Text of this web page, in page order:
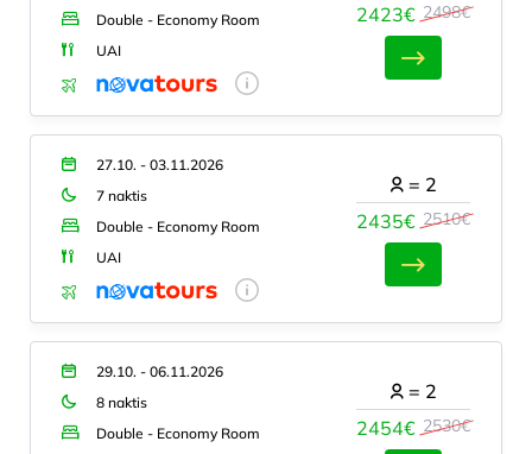
Double - Economy Room
UAI
2423€ 2498€
27.10. - 03.11.2026
7 naktis
Double - Economy Room
UAI
2435€ 2510€
= 2
29.10. - 06.11.2026
8 naktis
Double - Economy Room
2454€ 2530€
= 2